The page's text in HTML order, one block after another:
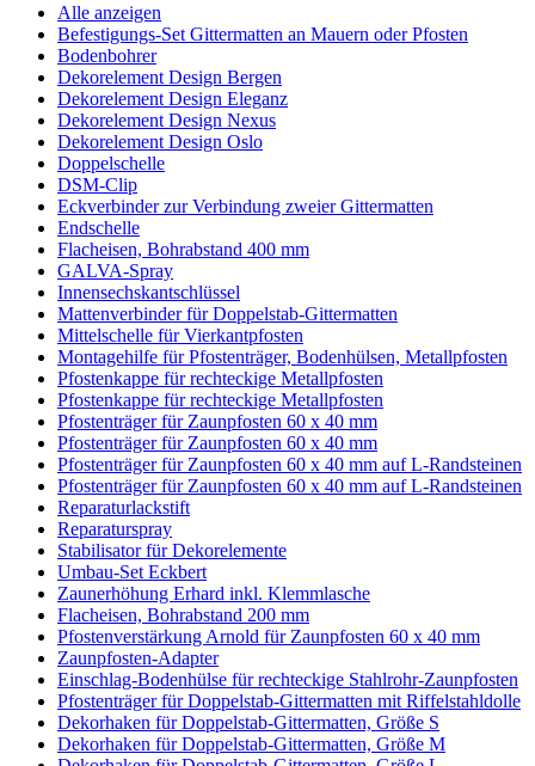
Alle anzeigen
Befestigungs-Set Gittermatten an Mauern oder Pfosten
Bodenbohrer
Dekorelement Design Bergen
Dekorelement Design Eleganz
Dekorelement Design Nexus
Dekorelement Design Oslo
Doppelschelle
DSM-Clip
Eckverbinder zur Verbindung zweier Gittermatten
Endschelle
Flacheisen, Bohrabstand 400 mm
GALVA-Spray
Innensechskantschlüssel
Mattenverbinder für Doppelstab-Gittermatten
Mittelschelle für Vierkantpfosten
Montagehilfe für Pfostenträger, Bodenhülsen, Metallpfosten
Pfostenkappe für rechteckige Metallpfosten
Pfostenkappe für rechteckige Metallpfosten
Pfostenträger für Zaunpfosten 60 x 40 mm
Pfostenträger für Zaunpfosten 60 x 40 mm
Pfostenträger für Zaunpfosten 60 x 40 mm auf L-Randsteinen
Pfostenträger für Zaunpfosten 60 x 40 mm auf L-Randsteinen
Reparaturlackstift
Reparaturspray
Stabilisator für Dekorelemente
Umbau-Set Eckbert
Zaunerhöhung Erhard inkl. Klemmlasche
Flacheisen, Bohrabstand 200 mm
Pfostenverstärkung Arnold für Zaunpfosten 60 x 40 mm
Zaunpfosten-Adapter
Einschlag-Bodenhülse für rechteckige Stahlrohr-Zaunpfosten
Pfostenträger für Doppelstab-Gittermatten mit Riffelstahldolle
Dekorhaken für Doppelstab-Gittermatten, Größe S
Dekorhaken für Doppelstab-Gittermatten, Größe M